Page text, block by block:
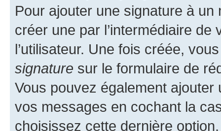
Pour ajouter une signature à un
créer une par l’intermédiaire
l’utilisateur. Une fois créée,
signature sur le formulaire de
Vous pouvez également
vos messages en cochant la
choisissez cette dernière